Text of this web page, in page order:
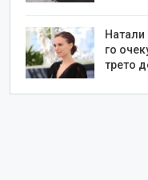
го
трето